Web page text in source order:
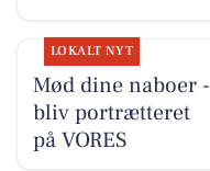
LOKALT NYT
Mød dine naboer -
bliv portrætteret
på VORES